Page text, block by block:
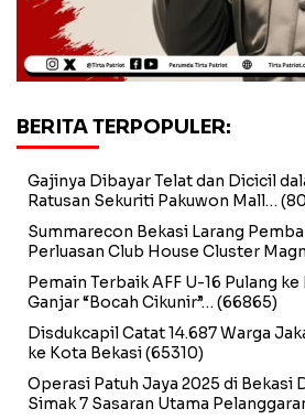
BERITA TERPOPULER:
Gajinya Dibayar Telat dan Dicicil
Ratusan Sekuriti Pakuwon Mall…
Summarecon Bekasi Larang
Perluasan Club House Cluster
Pemain Terbaik AFF U-16 Pulang
Ganjar “Bocah Cikunir”… (66865)
Disdukcapil Catat 14.687 Warga
ke Kota Bekasi(65310)
Operasi Patuh Jaya 2025 di Bekasi
Simak 7 Sasaran Utama